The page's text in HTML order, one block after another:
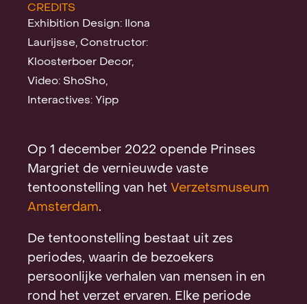
Awards
Contact
CREDITS
Exhibition Design: Ilona
Laurijsse, Constructor:
Kloosterboer Decor,
Video: ShoSho,
Interactives: Yipp
Op 1 december 2022 opende Prinses
Margriet de vernieuwde vaste
tentoonstelling van het Verzetsmuseum
Amsterdam.
De tentoonstelling bestaat uit zes
periodes, waarin de bezoekers
persoonlijke verhalen van mensen in en
rond het verzet ervaren. Elke periode